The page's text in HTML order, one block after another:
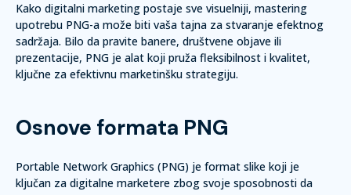
Kako digitalni marketing postaje sve visuelniji, mastering
upotrebu PNG-a može biti vaša tajna za stvaranje efektnog
sadržaja. Bilo da pravite banere, društvene objave ili
prezentacije, PNG je alat koji pruža fleksibilnost i kvalitet,
ključne za efektivnu marketinšku strategiju.
Osnove formata PNG
Portable Network Graphics (PNG) je format slike koji je
ključan za digitalne marketere zbog svoje sposobnosti da